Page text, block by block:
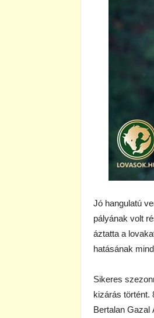
Jó hangulatú
pályának volt
áztatta a
hatásának
Sikeres
kizárás történt.
Bertalan Gazal